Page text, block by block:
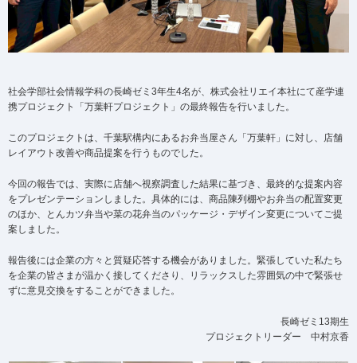
社会学部社会情報学科の長崎ゼミ3年生4名が、株式会社リエイ本社にて産学連
携プロジェクト「万葉軒プロジェクト」の最終報告を行いました。
このプロジェクトは、千葉駅構内にあるお弁当屋さん「万葉軒」に対し、店舗
レイアウト改善や商品提案を行うものでした。
今回の報告では、実際に店舗へ視察調査した結果に基づき、最終的な提案内容
をプレゼンテーションしました。具体的には、商品陳列棚やお弁当の配置変更
のほか、とんカツ弁当や菜の花弁当のパッケージ・デザイン変更についてご提
案しました。
報告後には企業の方々と質疑応答する機会がありました。緊張していた私たち
を企業の皆さまが温かく接してくださり、リラックスした雰囲気の中で緊張せ
ずに意見交換をすることができました。
長崎ゼミ13期生
プロジェクトリーダー 中村京香